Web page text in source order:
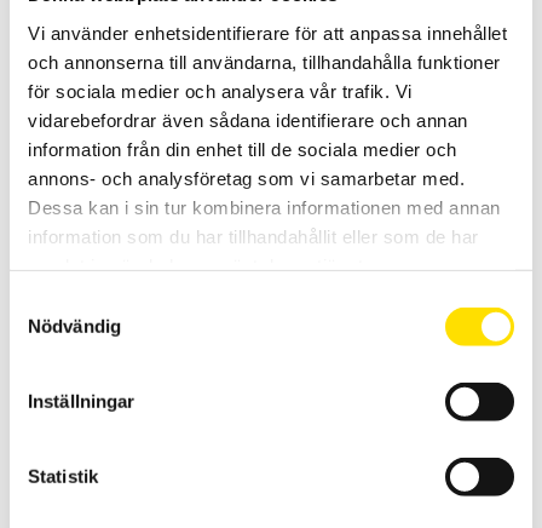
Vi använder enhetsidentifierare för att anpassa innehållet
och annonserna till användarna, tillhandahålla funktioner
för sociala medier och analysera vår trafik. Vi
vidarebefordrar även sådana identifierare och annan
information från din enhet till de sociala medier och
annons- och analysföretag som vi samarbetar med.
Dessa kan i sin tur kombinera informationen med annan
information som du har tillhandahållit eller som de har
Nödvändig
Inställningar
Statistik
till
KERN EWJ Precisionsvåg
5,750.00kr